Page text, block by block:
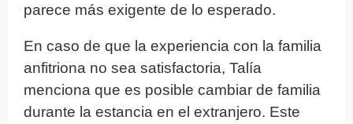
parece más exigente de lo esperado.
En caso de que la experiencia con la familia
anfitriona no sea satisfactoria, Talía
menciona que es posible cambiar de familia
durante la estancia en el extranjero. Este